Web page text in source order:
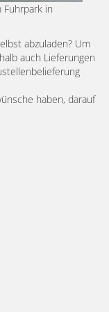
in
abzuladen? Um
auch Lieferungen
haben, darauf